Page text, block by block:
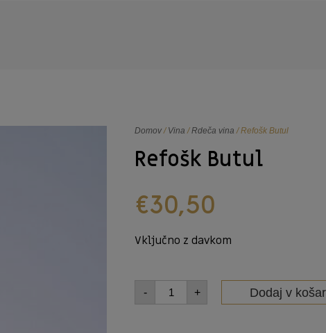
Domov/ Vina /Rdeča vina / Refošk Butul
Refošk Butul
€30,50
Vključno z davkom
- + Dodaj v